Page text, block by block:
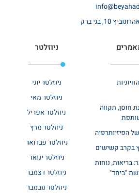
10, בני ברק
שנת חוסן, תקווה
הפיזיותרפיה
בקרב קשישים
בריאות, נוחות
"ביחד"
ניוזלטר
ניוזלטר יוני
ניוזלטר מאי
ניוזלטר אפריל
ניוזלטר מרץ
ניוזלטר פברואר
ניוזלטר ינואר
ניוזלטר דצמבר
ניוזלטר נובמבר